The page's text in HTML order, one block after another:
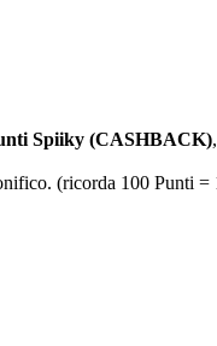
Spiiky (CASHBACK)
(ricorda 100 Punti =